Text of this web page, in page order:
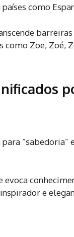
como
Zoe, Zoé,
“sabedoria”
e